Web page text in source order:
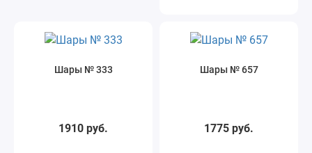
Шары № 333
1910 руб.
Шары № 657
1775 руб.